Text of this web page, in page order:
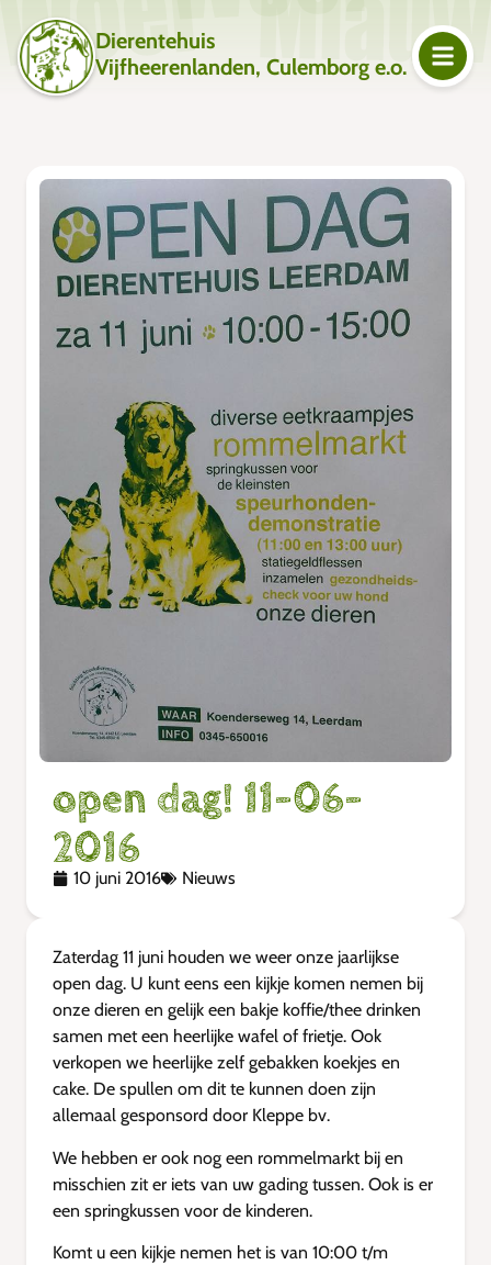
Dierentehuis
Vijfheerenlanden, Culemborg e.o.
open dag! 11-06-
2016
10 juni 2016 Nieuws
Zaterdag 11 juni houden we weer onze jaarlijkse
open dag. U kunt eens een kijkje komen nemen bij
onze dieren en gelijk een bakje koffie/thee drinken
samen met een heerlijke wafel of frietje. Ook
verkopen we heerlijke zelf gebakken koekjes en
cake. De spullen om dit te kunnen doen zijn
allemaal gesponsord door Kleppe bv.
We hebben er ook nog een rommelmarkt bij en
misschien zit er iets van uw gading tussen. Ook is er
een springkussen voor de kinderen.
Komt u een kijkje nemen het is van 10:00 t/m